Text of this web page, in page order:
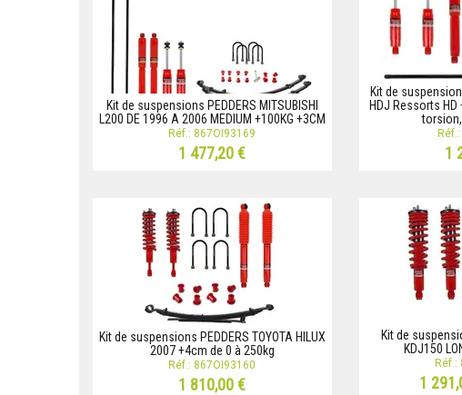
Kit de suspensions PEDDERS MITSUBISHI
L200 DE 1996 A 2006 MEDIUM +100KG +3CM
Réf.: 867OI93169
1 477,20 €
Kit de
HDJ Ressorts HD
1
Kit de suspensions PEDDERS TOYOTA HILUX
2007 +4cm de 0 à 250kg
Réf.: 867OI93160
1 810,00 €
Kit de
KDJ150
Réf.:
1